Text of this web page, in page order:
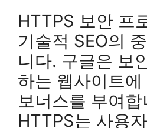
HTTPS 보안 프
기술적 SEO의
니다. 구글은 보
하는 웹사이트
보너스를 부여
HTTPS는 사용